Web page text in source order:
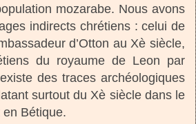
mozarabe. Nous avons
indirects chrétiens : celui de
d’Otton au Xè siècle,
du royaume de Leon par
des traces archéologiques
surtout du Xè siècle dans le
Bétique.